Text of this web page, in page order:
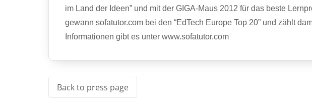
im Land der Ideen” und mit der GIGA-Maus 2012 für das beste
gewann sofatutor.com bei den “EdTech Europe Top 20” und zählt
Informationen gibt es unter www.sofatutor.com
Back to press page